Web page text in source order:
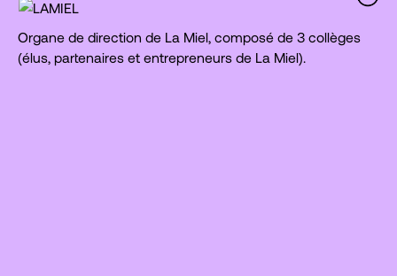
Organe de direction de La Miel, composé de 3 collèges
(élus, partenaires et entrepreneurs de La Miel).